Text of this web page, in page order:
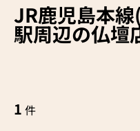
JR鹿児島本
駅周辺の仏壇
1 件